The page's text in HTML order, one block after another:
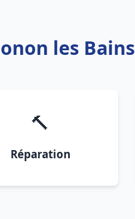
les Bains
🔨
Réparation